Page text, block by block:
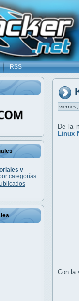
RSS
y
categorías
viernes,
De la
Linux
Con la